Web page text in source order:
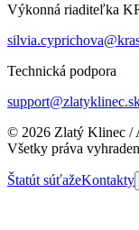
Výkonná riaditeľka
Technická podpora
© 2026 Zlatý Klinec /
Všetky práva
Štatút súťažeKontakty